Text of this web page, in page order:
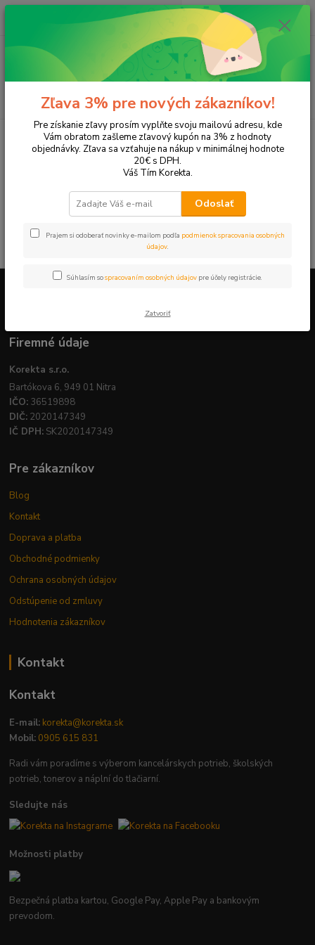
Hľadať
ks
za 0,00 EUR
Tonery a náplne do tlačiarní Hewlett Packard
HP LaserJet
LaserJet 5L
V tejto kategórii nebol nájdený žiadny tovar.
Firemné údaje a informácie
Firemné údaje
Korekta s.r.o.
Bartókova 6, 949 01 Nitra
IČO: 36519898
DIČ: 2020147349
IČ DPH: SK2020147349
Pre zákazníkov
Blog
Kontakt
Doprava a platba
Obchodné podmienky
Ochrana osobných údajov
Odstúpenie od zmluvy
Hodnotenia zákazníkov
Kontakt
Kontakt
E-mail: korekta@korekta.sk
Mobil: 0905 615 831
Radi vám poradíme s výberom kancelárskych potrieb, školských
potrieb, tonerov a náplní do tlačiarní.
Sledujte nás
Možnosti platby
Bezpečná platba kartou, Google Pay, Apple Pay a bankovým
prevodom.
Zľava 3% pre nových zákazníkov!
Pre získanie zľavy prosím vyplňte svoju mailovú adresu, kde
Vám obratom zašleme zľavový kupón na 3% z hodnoty
objednávky. Zľava sa vzťahuje na nákup v minimálnej hodnote
20€ s DPH.
Váš Tím Korekta.
Odoslať
Prajem si odoberať novinky e-mailom podľa podmienok spracovania osobných
údajov.
Súhlasím sospracovaním osobných údajov pre účely registrácie.
Zatvoriť